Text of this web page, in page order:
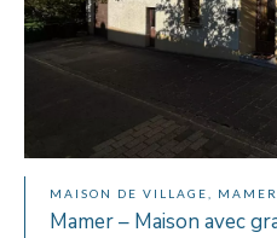
MAISON DE VILLAGE, MAMER
Mamer – Maison avec